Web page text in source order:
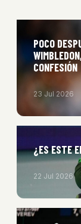
POCO
CONFESIÓN
23 Jul 2026
¿ES ESTE
22 Jul 2026